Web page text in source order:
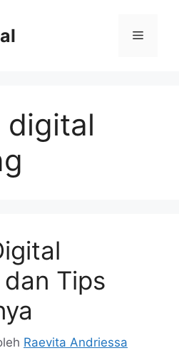
Menu
digital
Tips
Raevita Andriessa